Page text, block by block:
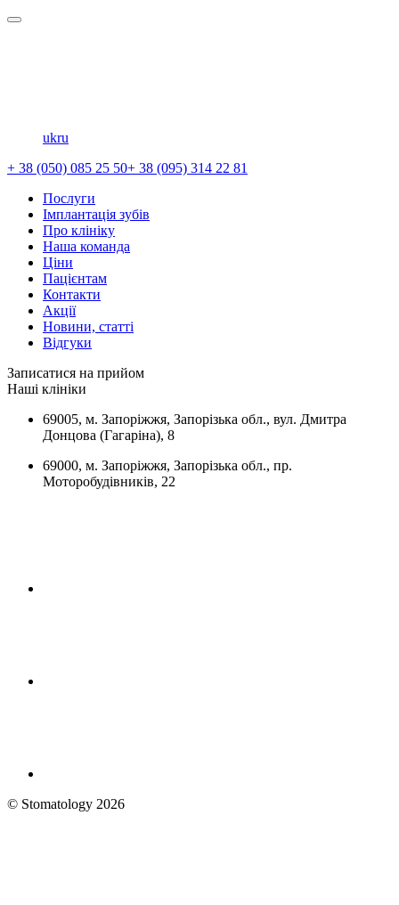
ukru
+ 38 (050) 085 25 50+ 38 (095) 314 22 81
Послуги
Імплантація зубів
Про клініку
Наша команда
Ціни
Пацієнтам
Контакти
Акції
Новини, статті
Відгуки
Записатися на прийом
Наші клініки
69005, м. Запоріжжя, Запорізька обл., вул. Дмитра
Донцова (Гагаріна), 8
69000, м. Запоріжжя, Запорізька обл., пр.
Моторобудівників, 22
© Stomatology 2026